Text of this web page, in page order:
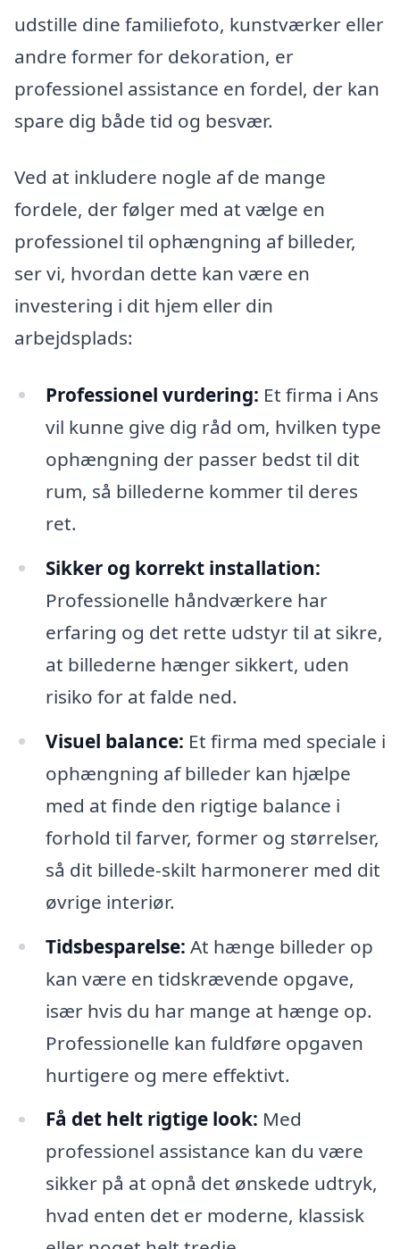
udstille dine familiefoto, kunstværker eller
andre former for dekoration, er
professionel assistance en fordel, der kan
spare dig både tid og besvær.
Ved at inkludere nogle af de mange
fordele, der følger med at vælge en
professionel til ophængning af billeder,
ser vi, hvordan dette kan være en
investering i dit hjem eller din
arbejdsplads:
Professionel vurdering: Et firma i Ans
vil kunne give dig råd om, hvilken type
ophængning der passer bedst til dit
rum, så billederne kommer til deres
ret.
Sikker og korrekt installation:
Professionelle håndværkere har
erfaring og det rette udstyr til at sikre,
at billederne hænger sikkert, uden
risiko for at falde ned.
Visuel balance: Et firma med speciale i
ophængning af billeder kan hjælpe
med at finde den rigtige balance i
forhold til farver, former og størrelser,
så dit billede-skilt harmonerer med dit
øvrige interiør.
Tidsbesparelse: At hænge billeder op
kan være en tidskrævende opgave,
især hvis du har mange at hænge op.
Professionelle kan fuldføre opgaven
hurtigere og mere effektivt.
Få det helt rigtige look: Med
professionel assistance kan du være
sikker på at opnå det ønskede udtryk,
hvad enten det er moderne, klassisk